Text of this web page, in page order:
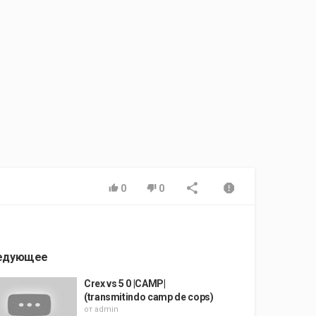
0 0
Crex vs 5 0 |CAMP|
(transmitindo camp de cops)
от admin